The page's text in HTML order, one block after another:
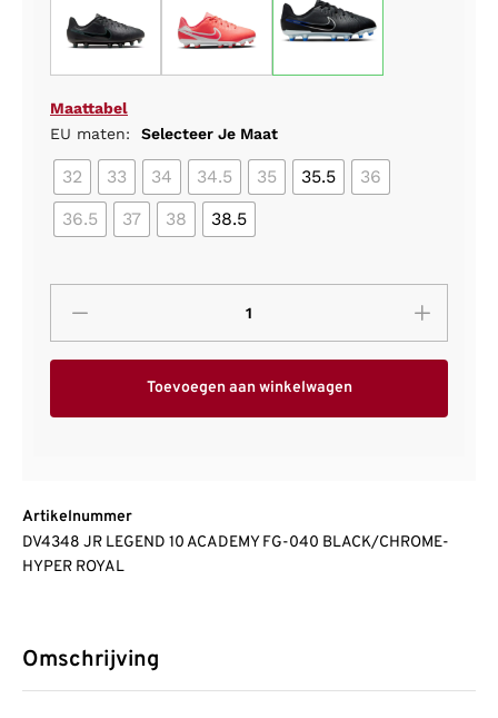
Maattabel
EU maten:
Selecteer Je Maat
32 33 34 34.5 35 35.5
36
36.5
37 38 38.5
Toevoegen aan winkelwagen
Artikelnummer
DV4348 JR LEGEND 10 ACADEMY FG-040 BLACK/CHROME-
HYPER ROYAL
Omschrijving